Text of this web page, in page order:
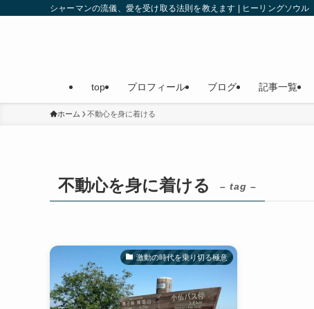
シャーマンの流儀、愛を受け取る法則を教えます | ヒーリングソウル
top プロフィール ブログ 記事一覧
ホーム 不動心を身に着ける
不動心を身に着ける – tag –
激動の時代を乗り切る極意